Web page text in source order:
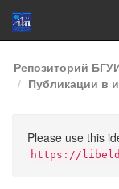
Skip
navigation
Репозиторий
Публикации в
Please use this
https://